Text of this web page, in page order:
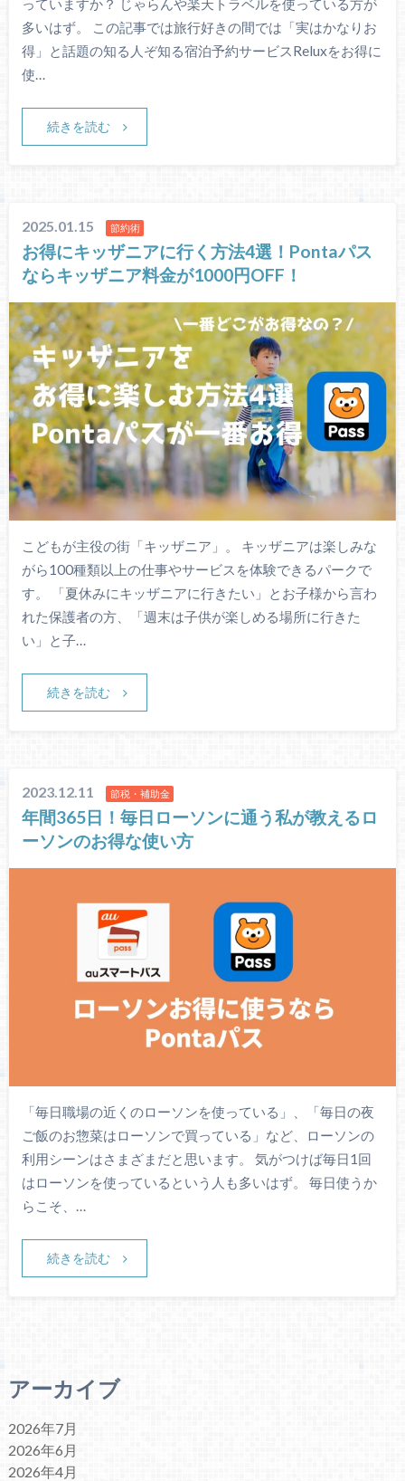
っていますか？ じゃらんや楽天トラベルを使っている方が
多いはず。 この記事では旅行好きの間では「実はかなりお
得」と話題の知る人ぞ知る宿泊予約サービスReluxをお得に
使…
続きを読む
2025.01.15 節約術
お得にキッザニアに行く方法4選！Pontaパス
ならキッザニア料金が1000円OFF！
こどもが主役の街「キッザニア」。 キッザニアは楽しみな
がら100種類以上の仕事やサービスを体験できるパークで
す。 「夏休みにキッザニアに行きたい」とお子様から言わ
れた保護者の方、「週末は子供が楽しめる場所に行きた
い」と子…
続きを読む
2023.12.11 節税・補助金
年間365日！毎日ローソンに通う私が教えるロ
ーソンのお得な使い方
「毎日職場の近くのローソンを使っている」、「毎日の夜
ご飯のお惣菜はローソンで買っている」など、ローソンの
利用シーンはさまざまだと思います。 気がつけば毎日1回
はローソンを使っているという人も多いはず。 毎日使うか
らこそ、…
続きを読む
アーカイブ
2026年7月
2026年6月
2026年4月